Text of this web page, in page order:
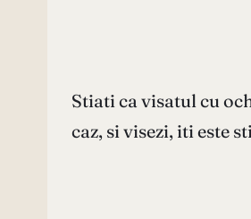
Stiati ca visatul cu
caz, si visezi, iti este